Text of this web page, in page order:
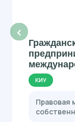
‹
КИУ
Правовая